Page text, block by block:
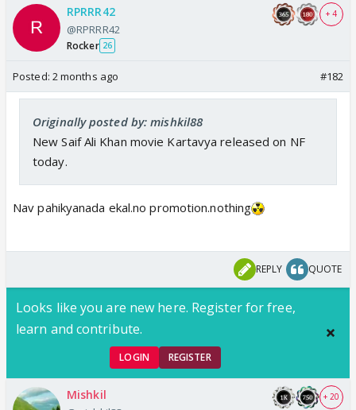
RPRRR42
@RPRRR42
Rocker 26
+ 4
Posted: 2 months ago #182
Originally posted by: mishkil88
New Saif Ali Khan movie Kartavya released on NF
today.
Nav pahikyanada ekal.no promotion.nothing
REPLY QUOTE
Looks like you are new here. Register for free,
learn and contribute.
LOGIN REGISTER
Mishkil + 20